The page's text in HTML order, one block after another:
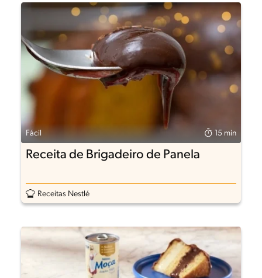
Fácil 15 min
Receita de Brigadeiro de Panela
Receitas Nestlé